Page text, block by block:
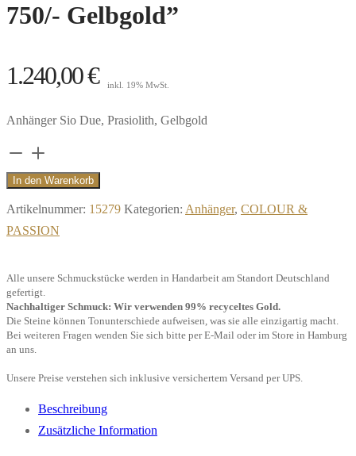
750/- Gelbgold”
1.240,00€ inkl. 19% MwSt.
Anhänger Sio Due, Prasiolith, Gelbgold
Anhänger
Sio
Prasiolith,
750/-
Menge
In den Warenkorb
Artikelnummer: 15279 Kategorien: Anhänger, COLOUR &
PASSION
Alle unsere Schmuckstücke werden in Handarbeit am Standort Deutschland
gefertigt.
Nachhaltiger Schmuck: Wir verwenden 99% recyceltes Gold.
Die Steine können Tonunterschiede aufweisen, was sie alle einzigartig macht.
Bei weiteren Fragen wenden Sie sich bitte per E-Mail oder im Store in Hamburg
an uns.
Unsere Preise verstehen sich inklusive versichertem Versand per UPS.
Beschreibung
Zusätzliche Information